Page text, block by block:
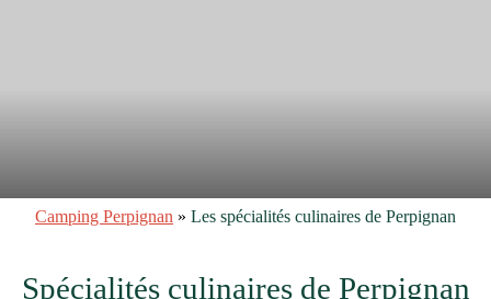
Camping Perpignan » Les spécialités culinaires de Perpignan
Spécialités culinaires de Perpignan